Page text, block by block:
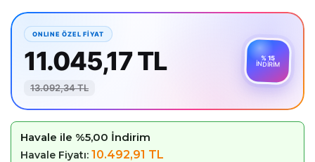
% 15
İNDİRİM
13.092,34 TL
11.045,17 TL
Havale ile %5,00 İndirim
Havale Fiyatı: 10.492,91 TL